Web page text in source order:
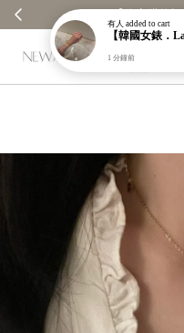
有人 added to cart
1 分鐘前